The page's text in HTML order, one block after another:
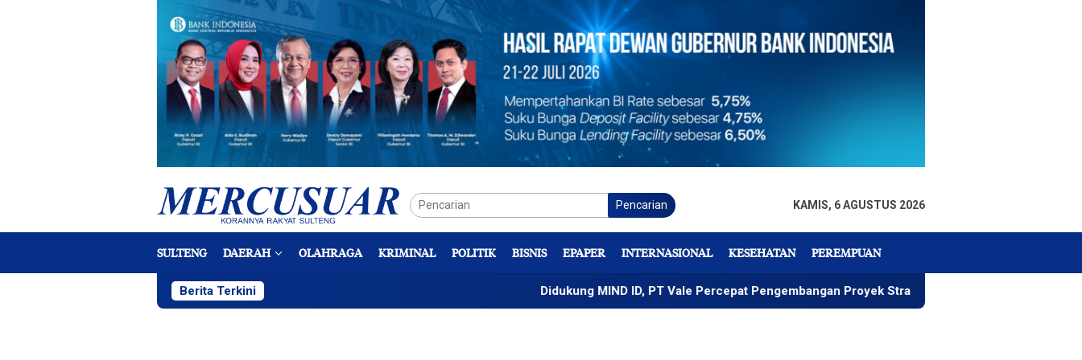
Pencarian KAMIS, 6 AGUSTUS 2026
SULTENG DAERAH OLAHRAGA KRIMINAL POLITIK BISNIS EPAPER INTERNASIONAL KESEHATAN PEREMPUAN
Berita Terkini Didukung MIND ID, PT Vale Percepat Pengembangan Proyek Strategis IGP Pomalaa